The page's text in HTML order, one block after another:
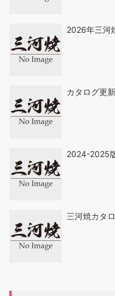
2026年三河
カタログ更
2024-2025
三河焼カタ